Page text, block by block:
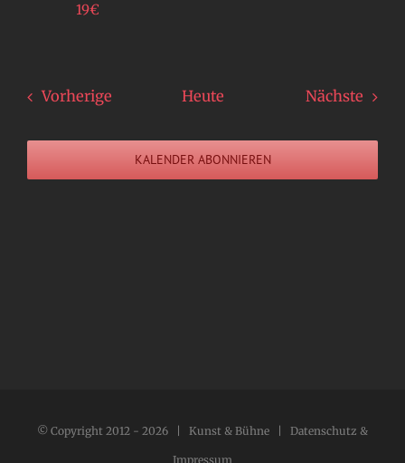
19€
VorherigeVeranstaltungen
Heute Nächste
KALENDER ABONNIEREN
© Copyright 2012 - 2026 | Kunst & Bühne | Datenschutz &
Impressum